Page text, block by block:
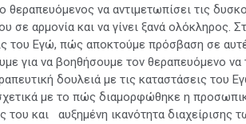
θεραπευόμενος να αντιμετωπίσει τις
σε αρμονία και να γίνει ξανά ολόκληρος.
του Εγώ, πώς αποκτούμε πρόσβαση σε
για να βοηθήσουμε τον θεραπευόμενο να
δουλειά με τις καταστάσεις του
με το πώς διαμορφώθηκε η
του και αυξημένη ικανότητα διαχείρισης